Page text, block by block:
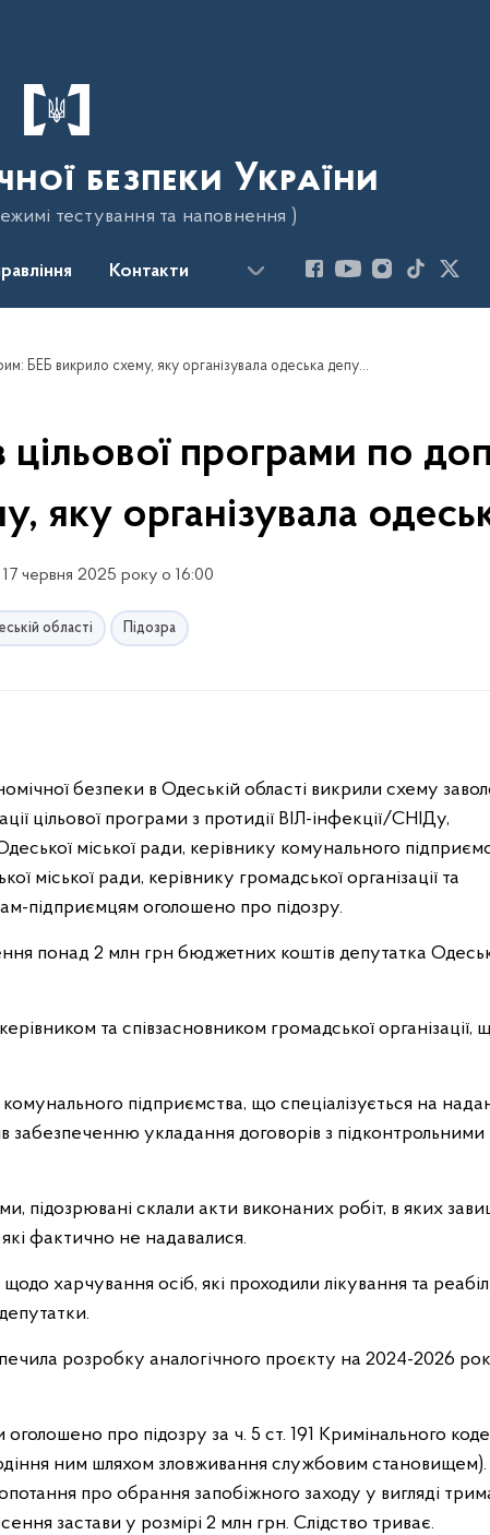
безпеки України
тестування та наповнення )
Контакти
Привласнили 2,2 млн грн з цільової програми по допомозі важкохворим: БЕБ викрило схему, яку організувала одеська депутатка
програми по
організувала
17 червня 2025 року о 16:00
області Підозра
безпеки в Одеській області викрили схему
цільової програми з протидії ВІЛ-інфекції/СНІДу,
міської ради, керівнику комунального
міської ради, керівнику громадської організації та
підприємцям оголошено про підозру.
понад 2 млн грн бюджетних коштів депутатка
та співзасновником громадської організації,
підприємства, що спеціалізується на
укладання договорів з підконтрольними
підозрювані склали акти виконаних робіт, в яких
які фактично не надавалися.
харчування осіб, які проходили лікування та
розробку аналогічного проєкту на 2024-2026
про підозру за ч. 5 ст. 191 Кримінального
ним шляхом зловживання службовим становищем).
про обрання запобіжного заходу у вигляді
застави у розмірі 2 млн грн. Слідство триває.